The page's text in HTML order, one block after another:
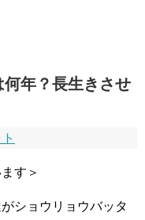
年？長生きさせ
す＞
ショウリョウバッタ